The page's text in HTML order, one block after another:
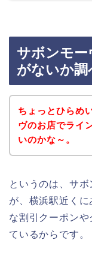
サボンモー
がないか調
ちょっとひらめ
ヴのお店でライ
いのかな～。
というのは、サ
が、横浜駅近く
な割引クーポン
ているからです。